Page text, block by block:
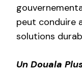
peut conduire
solutions
Un Douala